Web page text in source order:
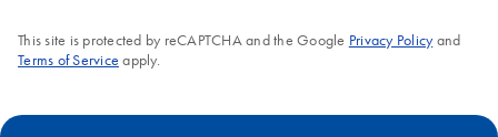
This site is protected by reCAPTCHA and the Google Privacy Policyand
Terms of Service apply.